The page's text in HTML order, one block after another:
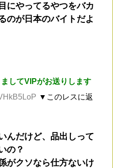
にやってるやつをバカ
のが日本のバイトだよ
してVIPがお送りします
▼このレスに返
んだけど、品出しって
の？
がクソなら仕方ないけ